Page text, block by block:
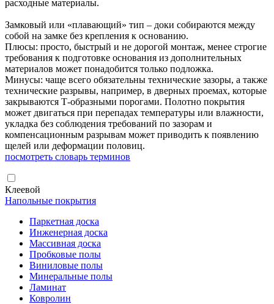
расходные материалы.
Замковый или «плавающий» тип – доки собираются между
собой на замке без крепления к основанию.
Плюсы: просто, быстрый и не дорогой монтаж, менее строгие
требования к подготовке основания из дополнительных
материалов может понадобится только подложка.
Минусы: чаще всего обязательны технические зазоры, а также
технические разрывы, например, в дверных проемах, которые
закрываются Т-образными порогами. Полотно покрытия
может двигаться при перепадах температуры или влажности,
укладка без соблюдения требований по зазорам и
компенсационным разрывам может приводить к появлению
щелей или деформации половиц.
посмотреть словарь терминов
Клеевой
Напольные покрытия
Паркетная доска
Инженерная доска
Массивная доска
Пробковые полы
Виниловые полы
Минеральные полы
Ламинат
Ковролин